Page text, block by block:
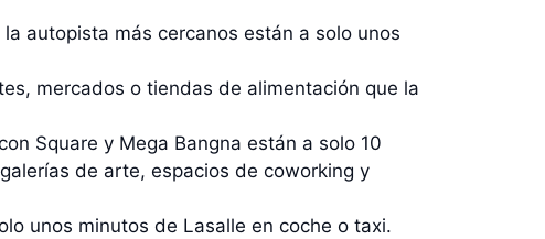
autopista más cercanos están a solo unos
mercados o tiendas de alimentación que la
Square y Mega Bangna están a solo 10
de arte, espacios de coworking y
unos minutos de Lasalle en coche o taxi.